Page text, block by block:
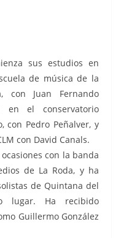
sus estudios en
de música de la
con Juan Fernando
en el conservatorio
con Pedro Peñalver, y
con David Canals.
con la banda
de La Roda, y ha
de Quintana del
lugar. Ha recibido
Guillermo González